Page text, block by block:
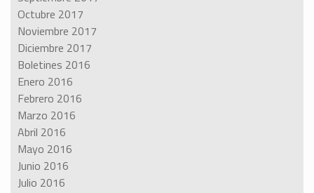
Octubre 2017
Noviembre 2017
Diciembre 2017
Boletines 2016
Enero 2016
Febrero 2016
Marzo 2016
Abril 2016
Mayo 2016
Junio 2016
Julio 2016